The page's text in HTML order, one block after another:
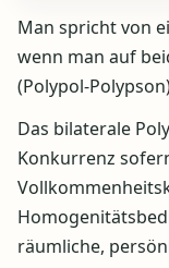
Man spricht von
wenn man auf
(Polypol-
Das bilaterale
Konkurrenz
räumliche,